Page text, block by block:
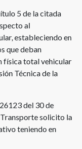
5 de la citada
al
estableciendo en
que deban
física total vehicular
Técnica de la
del 30 de
solicito la
teniendo en